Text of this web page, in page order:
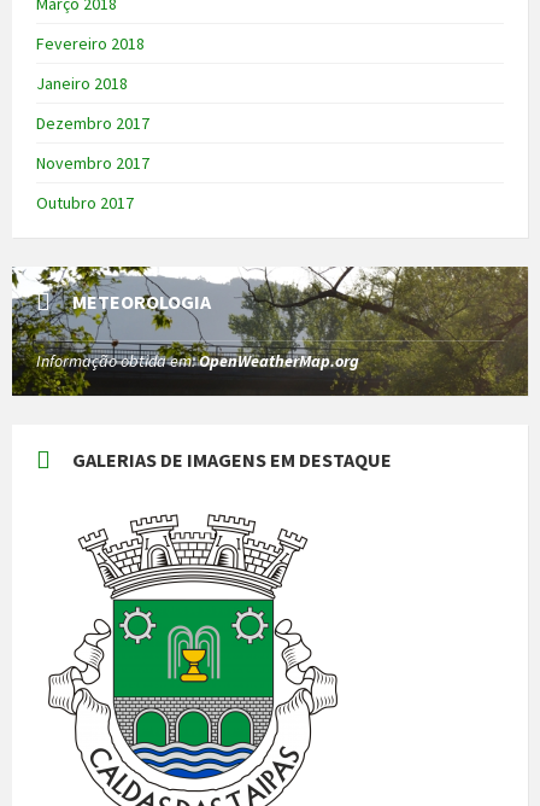
Fevereiro 2018
Janeiro 2018
Dezembro 2017
Novembro 2017
Outubro 2017
METEOROLOGIA
Informação obtida em:OpenWeatherMap.org
GALERIAS DE IMAGENS EM DESTAQUE